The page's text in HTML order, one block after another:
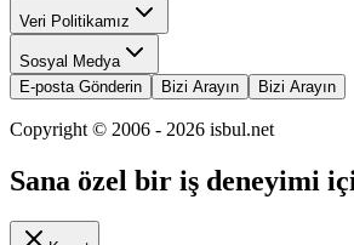
Veri Politikamız
Sosyal Medya
E-posta Gönderin
Bizi Arayın Bizi Arayın
Copyright © 2006 - 2026 isbul.net
Sana özel bir iş deneyimi